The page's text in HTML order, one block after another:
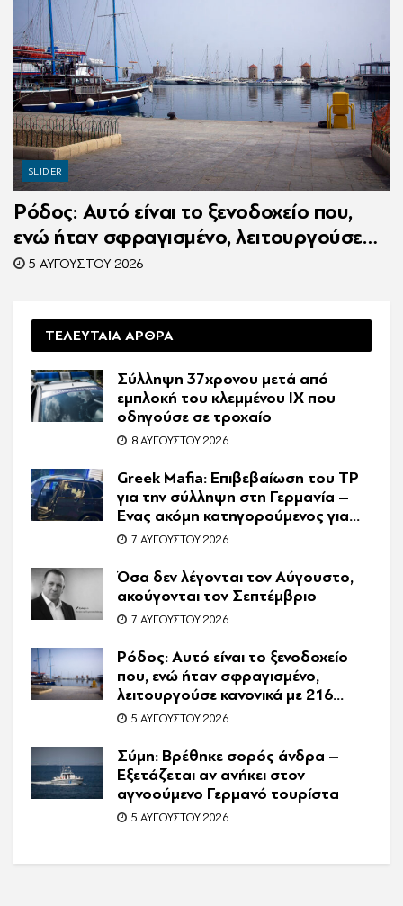
SLIDER
Ρόδος: Αυτό είναι το ξενοδοχείο που,
ενώ ήταν σφραγισμένο, λειτουργούσε
κανονικά με 216 πελάτες – Συνελήφθη η
5 ΑΥΓΟΎΣΤΟΥ 2026
ΤΕΛΕΥΤΑΙΑ ΑΡΘΡΑ
Σύλληψη 37χρονου μετά από
εμπλοκή του κλεμμένου ΙΧ που
οδηγούσε σε τροχαίο
8 ΑΥΓΟΎΣΤΟΥ 2026
Greek Mafia: Επιβεβαίωση τoυ ΤP
για την σύλληψη στη Γερμανία –
Ένας ακόμη κατηγορούμενος για
τον θάνατο του Ζαμπούνη
7 ΑΥΓΟΎΣΤΟΥ 2026
Όσα δεν λέγονται τον Αύγουστο,
ακούγονται τον Σεπτέμβριο
7 ΑΥΓΟΎΣΤΟΥ 2026
Ρόδος: Αυτό είναι το ξενοδοχείο
που, ενώ ήταν σφραγισμένο,
λειτουργούσε κανονικά με 216
πελάτες – Συνελήφθη η
5 ΑΥΓΟΎΣΤΟΥ 2026
Σύμη: Βρέθηκε σορός άνδρα –
Εξετάζεται αν ανήκει στον
αγνοούμενο Γερμανό τουρίστα
5 ΑΥΓΟΎΣΤΟΥ 2026